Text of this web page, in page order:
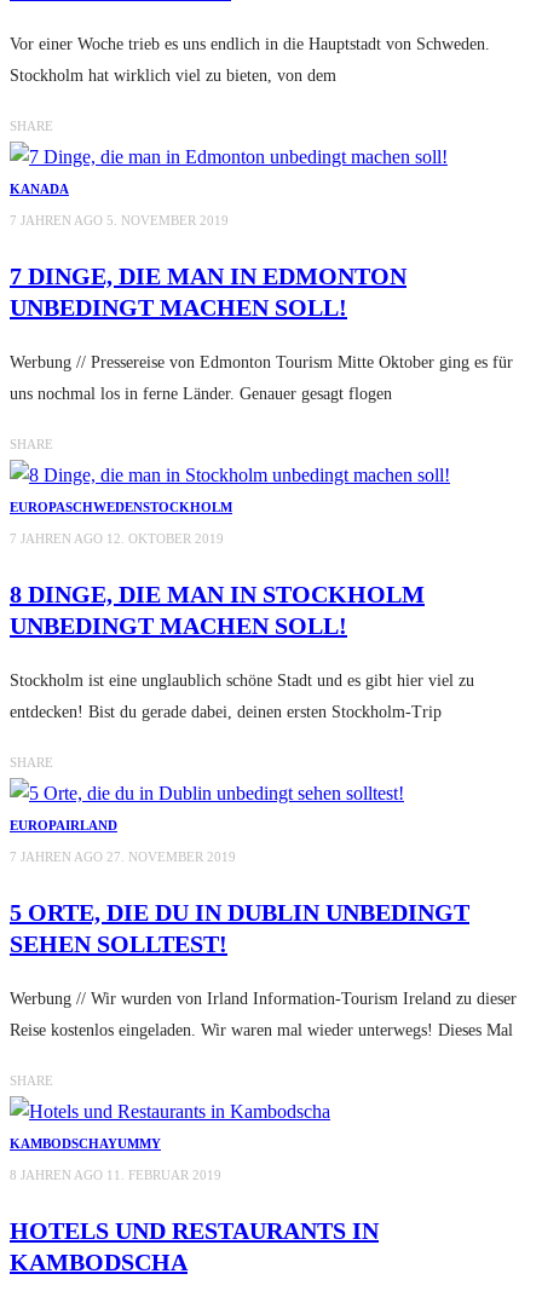
Vor einer Woche trieb es uns endlich in die Hauptstadt von Schweden.
Stockholm hat wirklich viel zu bieten, von dem
SHARE
KANADA
7 JAHREN AGO 5. NOVEMBER 2019
7 DINGE, DIE MAN IN EDMONTON
UNBEDINGT MACHEN SOLL!
Werbung // Pressereise von Edmonton Tourism Mitte Oktober ging es für
uns nochmal los in ferne Länder. Genauer gesagt flogen
SHARE
EUROPASCHWEDENSTOCKHOLM
7 JAHREN AGO 12. OKTOBER 2019
8 DINGE, DIE MAN IN STOCKHOLM
UNBEDINGT MACHEN SOLL!
Stockholm ist eine unglaublich schöne Stadt und es gibt hier viel zu
entdecken! Bist du gerade dabei, deinen ersten Stockholm-Trip
SHARE
EUROPAIRLAND
7 JAHREN AGO 27. NOVEMBER 2019
5 ORTE, DIE DU IN DUBLIN UNBEDINGT
SEHEN SOLLTEST!
Werbung // Wir wurden von Irland Information-Tourism Ireland zu dieser
Reise kostenlos eingeladen. Wir waren mal wieder unterwegs! Dieses Mal
SHARE
KAMBODSCHAYUMMY
8 JAHREN AGO 11. FEBRUAR 2019
HOTELS UND RESTAURANTS IN
KAMBODSCHA